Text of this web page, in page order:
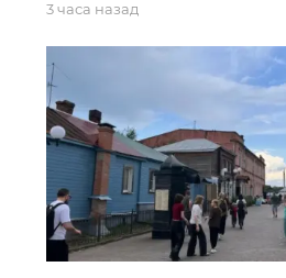
3 часа назад